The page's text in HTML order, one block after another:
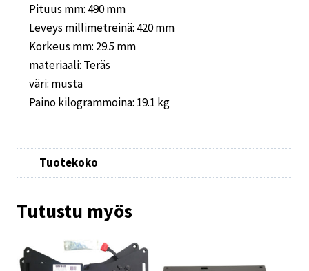
Pituus mm: 490 mm
Leveys millimetreinä: 420 mm
Korkeus mm: 29.5 mm
materiaali: Teräs
väri: musta
Paino kilogrammoina: 19.1 kg
Tuotekoko
Tutustu myös